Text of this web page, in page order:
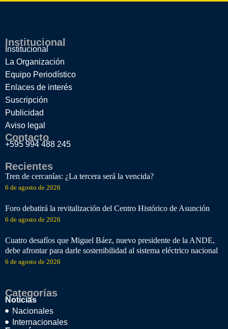
Institucional
Institucional
La Organización
Equipo Periodístico
Enlaces de interés
Suscripción
Publicidad
Aviso legal
Contacto
+595 994 488 245
Recientes
Tren de cercanías: ¿La tercera será la vencida?
6 de agosto de 2026
Foro debatirá la revitalización del Centro Histórico de Asunción
6 de agosto de 2026
Cuatro desafíos que Miguel Báez, nuevo presidente de la ANDE,
debe afrontar para darle sostenibilidad al sistema eléctrico nacional
6 de agosto de 2026
Categorías
Noticias
Nacionales
Internacionales